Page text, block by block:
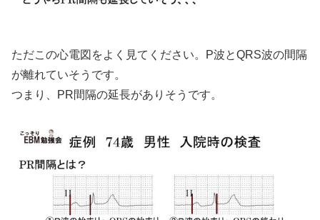
ただこの心電図をよく見てください。P波とQRS波の間隔
が離れていそうです。
つまり、PR間隔の延長がありそうです。